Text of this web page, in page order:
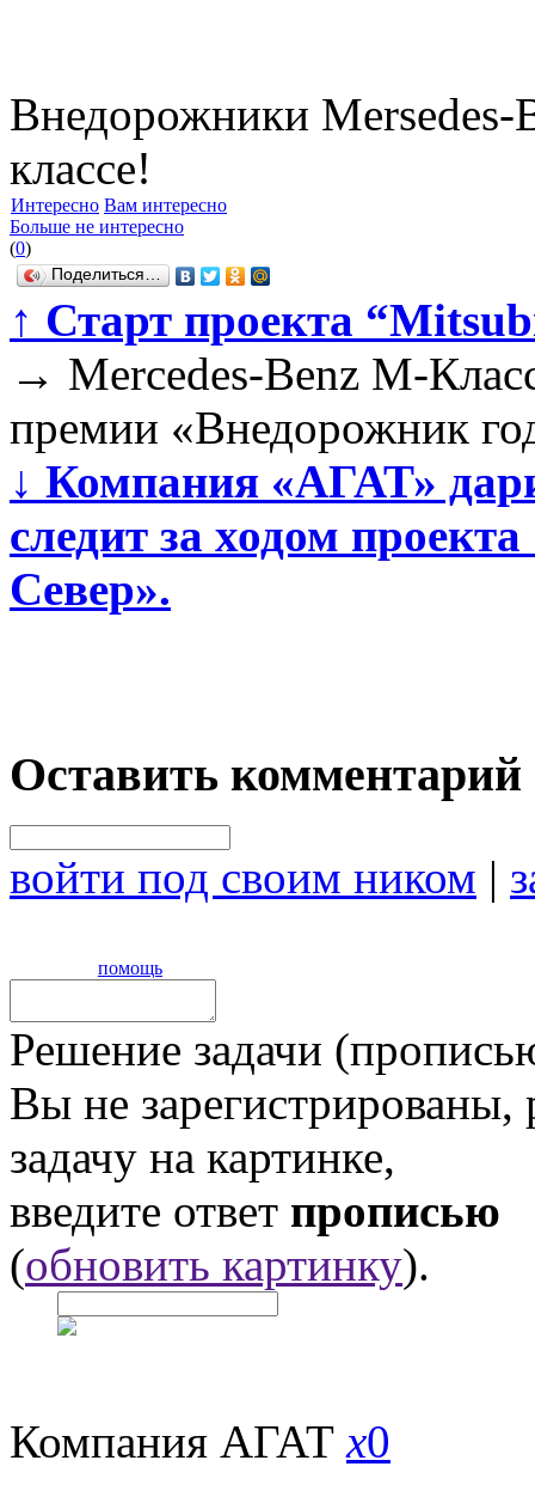
Внедорожники Mersedes-
классе!
Интересно Вам интересно
Больше не интересно
(0)
Поделиться…
↑ Старт проекта
→ Mercedes-Benz М-
премии «Внедорожник
↓ Компания «АГАТ»
следит за ходом
Север».
Оставить комментарий
войти под своим ником |
помощь
Решение задачи
Вы не
задачу на картинке,
введите ответ прописью
(обновить картинку).
Компания АГАТx0